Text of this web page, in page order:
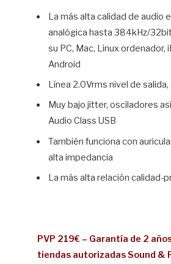
La más alta calidad de audio
analógica hasta 384kHz/
su PC, Mac, Linux ordenador,
Android
Línea 2.0Vrms nivel de salida,
Muy bajo jitter, osciladores
Audio Class USB
También funciona con
alta impedancia
La más alta relación calidad-
PVP 219€ – Garantía de 2
tiendas autorizadas Sound &